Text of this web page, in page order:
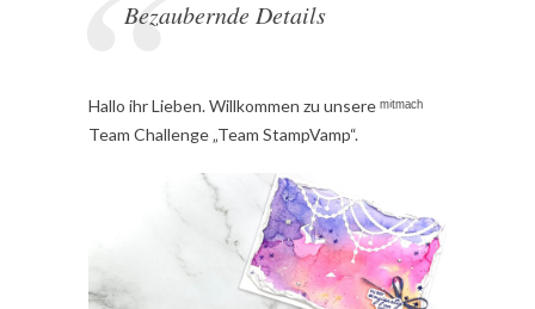
Bezaubernde Details
Hallo ihr Lieben. Willkommen zu unsere ᵐⁱᵗᵐᵃᶜʰ
Team Challenge „Team StampVamp“.